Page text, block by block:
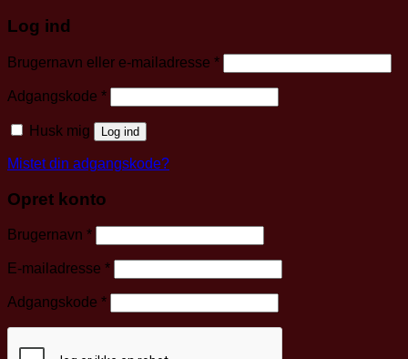
Log ind
Brugernavn eller e-mailadresse *Påkrævet
Adgangskode *Påkrævet
Husk mig Log ind
Mistet din adgangskode?
Opret konto
Brugernavn *Påkrævet
E-mailadresse *Påkrævet
Adgangskode *Påkrævet